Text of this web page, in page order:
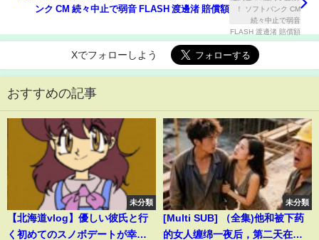
ンク CM 続々中止で弱音 FLASH 渡邊渚 賠償額
Xでフォローしよう
おすすめの記事
未分類
【北海道vlog】優しい彼氏と行
く初めてのスノボデートが幸せ
未分類
[Multi SUB] （全集)他和被下药
的女人缠绵一夜后，第二天在工